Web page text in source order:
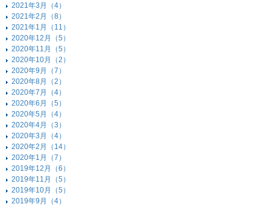
2021年3月（4）
2021年2月（8）
2021年1月（11）
2020年12月（5）
2020年11月（5）
2020年10月（2）
2020年9月（7）
2020年8月（2）
2020年7月（4）
2020年6月（5）
2020年5月（4）
2020年4月（3）
2020年3月（4）
2020年2月（14）
2020年1月（7）
2019年12月（6）
2019年11月（5）
2019年10月（5）
2019年9月（4）